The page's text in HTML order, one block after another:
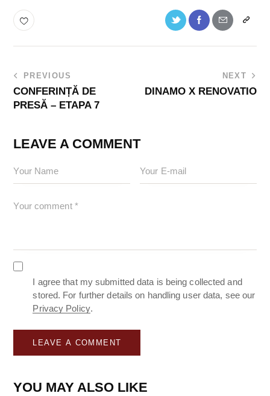
PREVIOUS
CONFERINȚĂ DE
PRESĂ – ETAPA 7
NEXT
DINAMO X RENOVATIO
LEAVE A COMMENT
I agree that my submitted data is being collected and
stored. For further details on handling user data, see our
Privacy Policy.
YOU MAY ALSO LIKE